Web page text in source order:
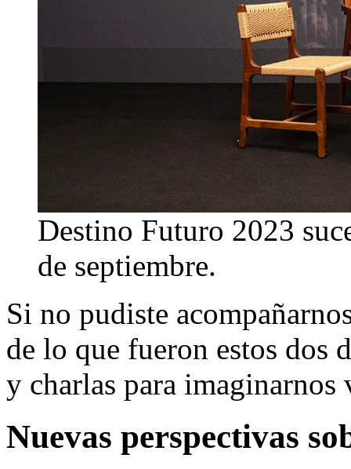
Destino Futuro 2023
de septiembre.
Si no pudiste
de lo que fueron estos dos
y charlas para imaginarnos
Nuevas perspectivas